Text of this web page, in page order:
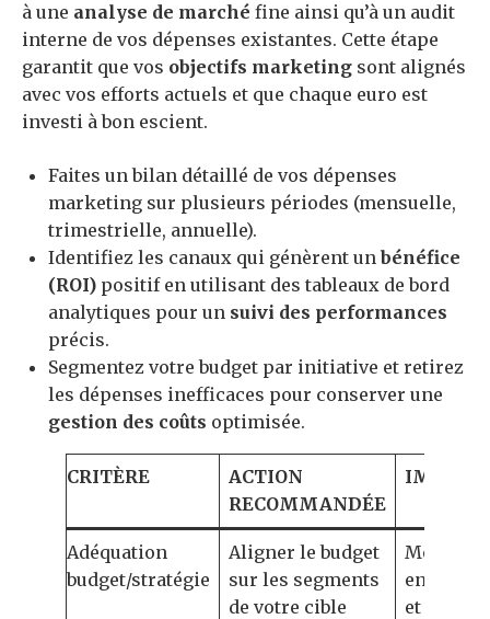
à une analyse de marché fine ainsi qu’à un audit
interne de vos dépenses existantes. Cette étape
garantit que vos objectifs marketing sont alignés
avec vos efforts actuels et que chaque euro est
investi à bon escient.
Faites un bilan détaillé de vos dépenses
marketing sur plusieurs périodes (mensuelle,
trimestrielle, annuelle).
Identifiez les canaux qui génèrent unbénéfice
(ROI) positif en utilisant des tableaux de bord
analytiques pour un suivi des performances
précis.
Segmentez votre budget par initiative et retirez
les dépenses inefficaces pour conserver une
gestion des coûts optimisée.
CRITÈRE
ACTION
RECOMMANDÉE
IMPACT
Adéquation
budget/stratégie
Aligner le budget
sur les segments
de votre cible
Meilleur
et ROI